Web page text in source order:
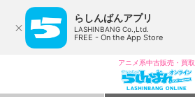
らしんばんアプリ
LASHINBANG Co.,Ltd.
FREE - On the App Store
アニメ系中古販売・買取